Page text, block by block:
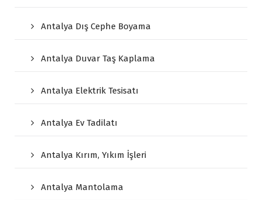
Antalya Dış Cephe Boyama
Antalya Duvar Taş Kaplama
Antalya Elektrik Tesisatı
Antalya Ev Tadilatı
Antalya Kırım, Yıkım İşleri
Antalya Mantolama